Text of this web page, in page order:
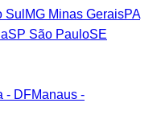
Sul MG Minas GeraisPA
SP São PauloSE
- DFManaus -